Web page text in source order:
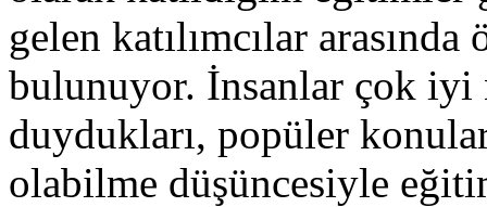
gelen katılımcılar
bulunuyor. İnsanlar çok iyi
duydukları, popüler
olabilme düşüncesiyle